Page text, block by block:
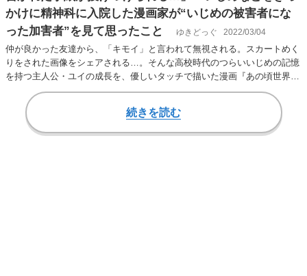
かけに精神科に入院した漫画家が“いじめの被害者にな
った加害者”を見て思ったこと
ゆきどっぐ 2022/03/04
仲が良かった友達から、「キモイ」と言われて無視される。スカートめく
りをされた画像をシェアされる…。そんな高校時代のつらいいじめの記憶
を持つ主人公・ユイの成長を、優しいタッチで描いた漫画『あの頃世界の
すべてだった学校…
続きを読む